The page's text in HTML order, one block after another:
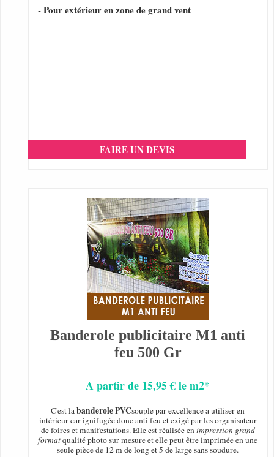
- Pour extérieur en zone de grand vent
FAIRE UN DEVIS
Banderole publicitaire M1 anti
feu 500 Gr
A partir de 15,95 € le m2*
C'est labanderole PVCsouple par excellence a utiliser en
intérieur car ignifugée donc anti feu et exigé par les organisateur
de foires et manifestations. Elle est réalisée enimpression grand
formatqualité photo sur mesure et elle peut être imprimée en une
seule pièce de 12 m de long et 5 de large sans soudure.